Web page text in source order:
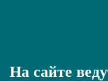
На сайте